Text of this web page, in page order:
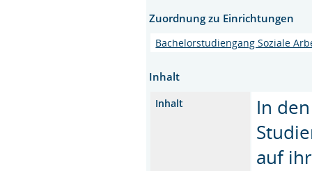
Zuordnung zu Einrichtungen
Bachelorstudiengang Soziale
Inhalt
Inhalt
In
auf